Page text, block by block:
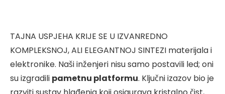
TAJNA USPJEHA KRIJE SE U IZVANREDNO
KOMPLEKSNOJ, ALI ELEGANTNOJ SINTEZI materijala i
elektronike. Naši inženjeri nisu samo postavili led; oni
su izgradili pametnu platformu. Ključni izazov bio je